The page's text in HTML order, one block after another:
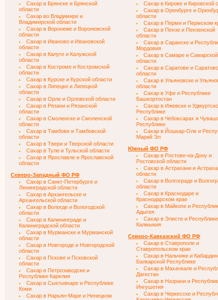
Сахар в Брянске и Брянской
области
Сахар во Владимире и
Владимирской области
Сахар в Воронеже и Воронежской
области
Сахар в Иваново и Ивановской
области
Сахар в Калуге и Калужской
области
Сахар в Костроме и Костромской
области
Сахар в Курске и Курской области
Сахар в Липецке и Липецкой
области
Сахар в Орле и Орловской области
Сахар в Рязани и Рязанской
области
Сахар в Смоленске и Смоленской
области
Сахар в Тамбове и Тамбовской
области
Сахар в Твери и Тверской области
Сахар в Туле и Тульской области
Сахар в Ярославле и Ярославской
области
Северо-Западный ФО РФ
Сахар в Санкт-Петербурге и
Ленинградской области
Сахар в Архангельске и
Архангельской области
Сахар в Вологде и Вологодской
области
Сахар в Калининграде и
Калиниградской области
Сахар в Мурманске и Мурманской
области
Сахар в Новгороде и Новгородской
области
Сахар в Пскове и Псковской
области
Сахар в Петрозаводске и
Республике Карелия
Сахар в Сыктывкаре и Республике
Коми
Сахар в Нарьян-Маре и Ненецком
Сахар в Кирове и Кировской
Сахар в Оренбурге и
области
Сахар в Перми и Пермском
Сахар в Пензе и Пензенской
области
Сахар в Саранске и
Мордовия
Сахар в Самаре и Самарской
области
Сахар в Саратове и
области
Сахар в Ульяновске и
области
Сахар в Уфе и Республике
Башкортостан
Сахар в Ижевске и
Республике
Сахар в Чебоксарах и
Республике
Сахар в Йошкар-Оле и
Марий Эл
Южный ФО РФ
Сахар в Ростове-на-Дону и
Ростовской области
Сахар в Астрахани и
области
Сахар в Волгограде и
области
Сахар в Краснодаре и
Краснодарском крае
Сахар в Майкопе и
Адыгея
Сахар в Элисте и Республике
Калмыкия
Северо-Кавказский ФО РФ
Сахар в Ставрополе и
Ставропольском крае
Сахар в Нальчике и
Балкарской Республике
Сахар в Махачкале и
Дагестан
Сахар в Назрани и
Ингушетия
Сахар в Черкесске и